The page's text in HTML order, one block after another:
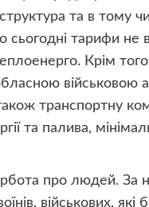
та в тому
тарифи не
Крім
військовою
транспортну
та палива,
про людей. За
військових,